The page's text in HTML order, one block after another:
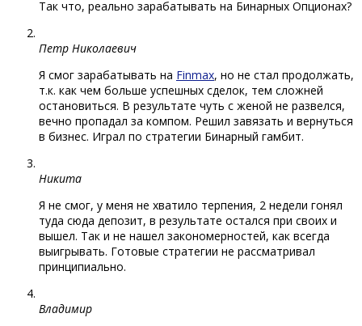
Так что, реально зарабатывать на Бинарных Опционах?
Петр Николаевич
Я смог зарабатывать на Finmax, но не стал продолжать,
т.к. как чем больше успешных сделок, тем сложней
остановиться. В результате чуть с женой не развелся,
вечно пропадал за компом. Решил завязать и вернуться
в бизнес. Играл по стратегии Бинарный гамбит.
Никита
Я не смог, у меня не хватило терпения, 2 недели гонял
туда сюда депозит, в результате остался при своих и
вышел. Так и не нашел закономерностей, как всегда
выигрывать. Готовые стратегии не рассматривал
принципиально.
Владимир